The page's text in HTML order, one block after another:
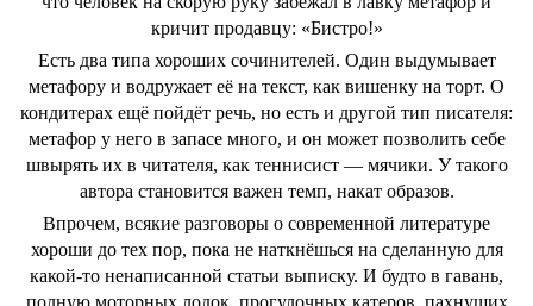
кричит продавцу: «Бистро!»
Есть два типа хороших сочинителей. Один выдумывает
метафору и водружает её на текст, как вишенку на торт. О
кондитерах ещё пойдёт речь, но есть и другой тип писателя:
метафор у него в запасе много, и он может позволить себе
швырять их в читателя, как теннисист — мячики. У такого
автора становится важен темп, накат образов.
Впрочем, всякие разговоры о современной литературе
хороши до тех пор, пока не наткнёшься на сделанную для
какой-то ненаписанной статьи выписку. И будто в гавань,
полную моторных лодок, прогулочных катеров, пахнущих